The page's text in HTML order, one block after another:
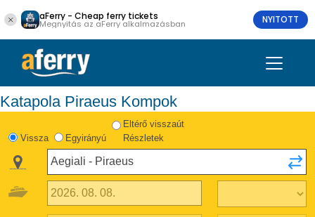
aFerry - Cheap ferry tickets
Megnyitás az aFerry alkalmazásban NYITOTT
Katapola Piraeus Kompok
Vissza Egyirányú
Eltérő visszaút
Részletek